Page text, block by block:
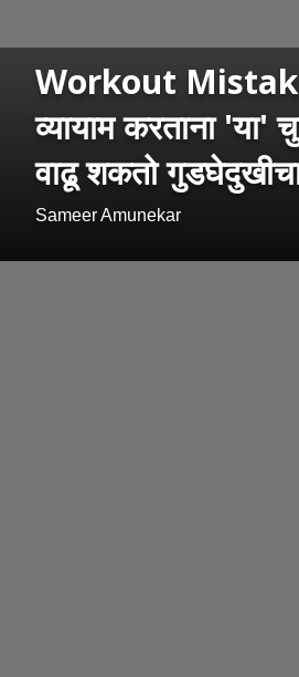
Workout
व्यायाम करताना 'या'
वाढू शकतो
Sameer Amunekar